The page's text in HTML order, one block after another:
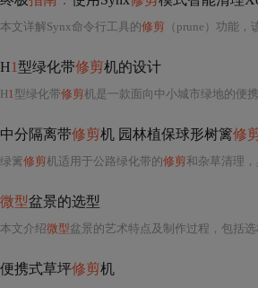
本文详解Synx命令行工具的修剪 （prune）功能，该
H1型绿化带修剪机的设计
H1型绿化带修剪机是一款面向中小城市绿地的便
中分隔离带修剪机 园林植保球形树篱修
绿篱修剪机适用于公路绿化带的修剪和杂草清理
微型盆景的选型
本文介绍微型盆景的艺术特点及制作过程，包括选材、
便携式草坪修剪机